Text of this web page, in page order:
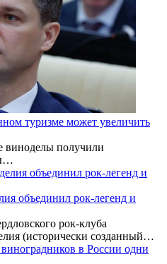
туризме может увеличить
виноделы получили
объединил рок-легенд и
рок-клуба
(исторически созданный…